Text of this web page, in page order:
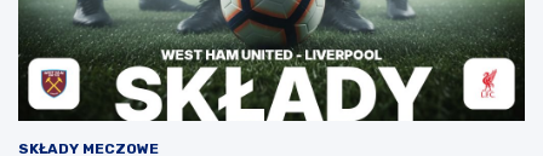
SKŁADY MECZOWE